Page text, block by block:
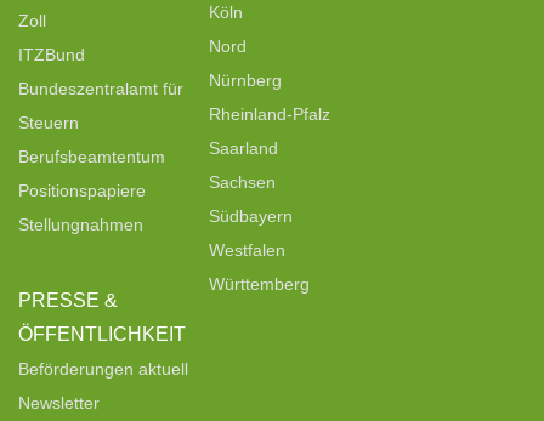
Zoll
ITZBund
Bundeszentralamt für
Steuern
Berufsbeamtentum
Positionspapiere
Stellungnahmen
PRESSE &
ÖFFENTLICHKEIT
Beförderungen aktuell
Newsletter
Köln
Nord
Nürnberg
Rheinland-Pfalz
Saarland
Sachsen
Südbayern
Westfalen
Württemberg